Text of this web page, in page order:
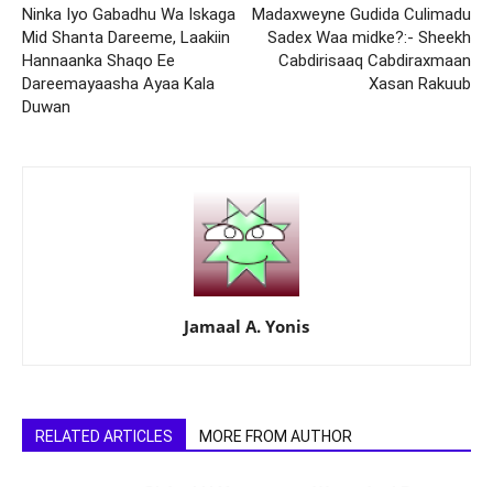
Ninka Iyo Gabadhu Wa Iskaga
Mid Shanta Dareeme, Laakiin
Hannaanka Shaqo Ee
Dareemayaasha Ayaa Kala
Duwan
Madaxweyne Gudida Culimadu
Sadex Waa midke?:- Sheekh
Cabdirisaaq Cabdiraxmaan
Xasan Rakuub
Jamaal A. Yonis
RELATED ARTICLES MORE FROM AUTHOR